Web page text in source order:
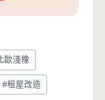
歐淺橡
#租屋改造